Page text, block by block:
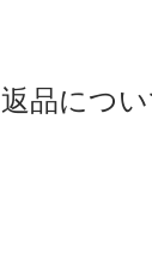
返品につい